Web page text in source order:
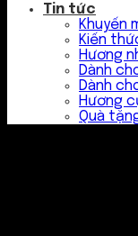
Tin tức
Khuyến
Kiến
Hương
Dành
Dành
Hương
Quà